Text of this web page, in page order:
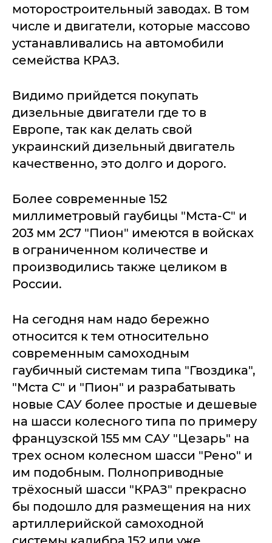
моторостроительный заводах. В том
числе и двигатели, которые массово
устанавливались на автомобили
семейства КРАЗ.
Видимо прийдется покупать
дизельные двигатели где то в
Европе, так как делать свой
украинский дизельный двигатель
качественно, это долго и дорого.
Более современные 152
миллиметровый гаубицы "Мста-С" и
203 мм 2С7 "Пион" имеются в войсках
в ограниченном количестве и
производились также целиком в
России.
На сегодня нам надо бережно
относится к тем относительно
современным самоходным
гаубичный системам типа "Гвоздика",
"Мста С" и "Пион" и разрабатывать
новые САУ более простые и дешевые
на шасси колесного типа по примеру
французской 155 мм САУ "Цезарь" на
трех осном колесном шасси "Рено" и
им подобным. Полноприводные
трёхосный шасси "КРАЗ" прекрасно
бы подошло для размещения на них
артиллерийской самоходной